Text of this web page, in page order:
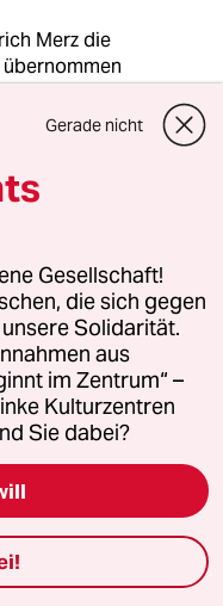
Merz die
reiche
ist
Politik der
hat natürlich
verlängerte
gerade
sollte doch
Gerade nicht
Gesellschaft!
die sich gegen
Solidarität.
aus
im Zentrum“ –
Kulturzentren
Sie dabei?